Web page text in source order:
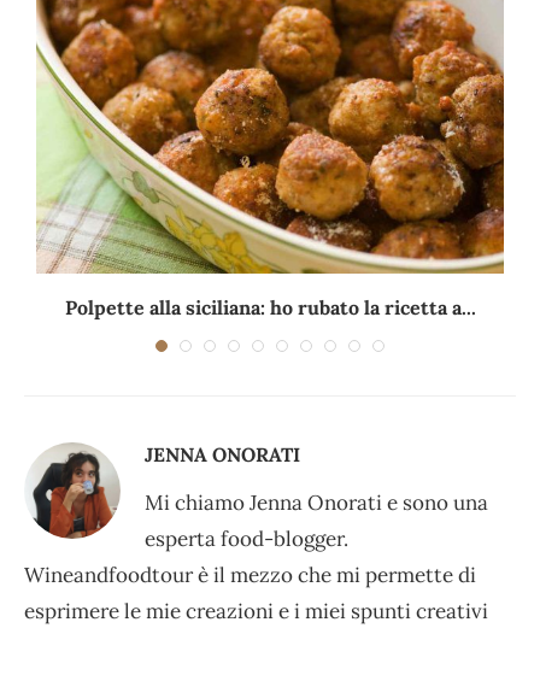
Polpette alla siciliana: ho rubato la ricetta a...
JENNA ONORATI
Mi chiamo Jenna Onorati e sono una
esperta food-blogger.
Wineandfoodtour è il mezzo che mi permette di
esprimere le mie creazioni e i miei spunti creativi